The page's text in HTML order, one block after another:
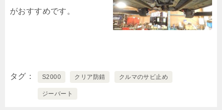
がおすすめです。
タグ S2000 クリア防錆 クルマのサビ止め
ジーバート